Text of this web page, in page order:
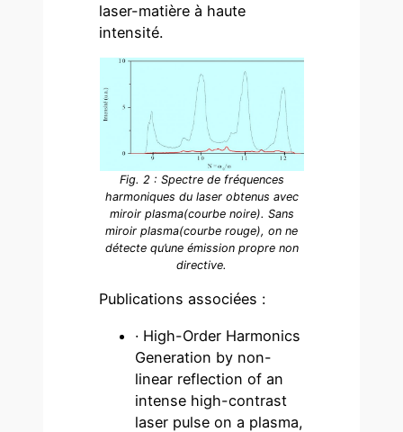
laser-matière à haute
intensité.
Fig. 2 : Spectre de fréquences
harmoniques du laser obtenus avec
miroir plasma(courbe noire). Sans
miroir plasma(courbe rouge), on ne
détecte qu’une émission propre non
directive.
Publications associées :
· High-Order Harmonics
Generation by non-
linear reflection of an
intense high-contrast
laser pulse on a plasma,